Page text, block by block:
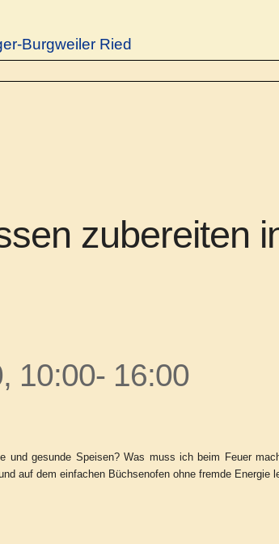
Burgweiler Ried
zubereiten
10:00- 16:00
gesunde Speisen? Was muss ich beim Feuer
auf dem einfachen Büchsenofen ohne fremde Energie